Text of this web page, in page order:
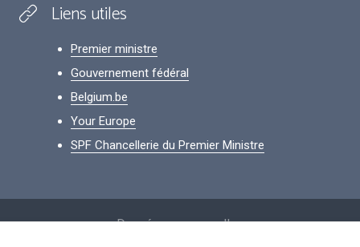
Liens utiles
Premier ministre
Gouvernement fédéral
Belgium.be
Your Europe
SPF Chancellerie du Premier Ministre
Données personnelles